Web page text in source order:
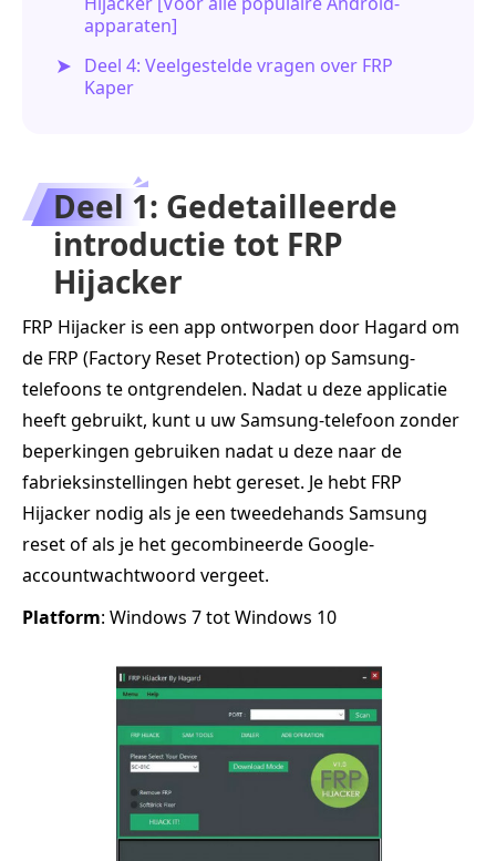
apparaten]
Deel 4: Veelgestelde vragen over FRP
Kaper
Deel 1: Gedetailleerde
introductie tot FRP
Hijacker
FRP Hijacker is een app ontworpen door Hagard om
de FRP (Factory Reset Protection) op Samsung-
telefoons te ontgrendelen. Nadat u deze applicatie
heeft gebruikt, kunt u uw Samsung-telefoon zonder
beperkingen gebruiken nadat u deze naar de
fabrieksinstellingen hebt gereset. Je hebt FRP
Hijacker nodig als je een tweedehands Samsung
reset of als je het gecombineerde Google-
accountwachtwoord vergeet.
Platform: Windows 7 tot Windows 10